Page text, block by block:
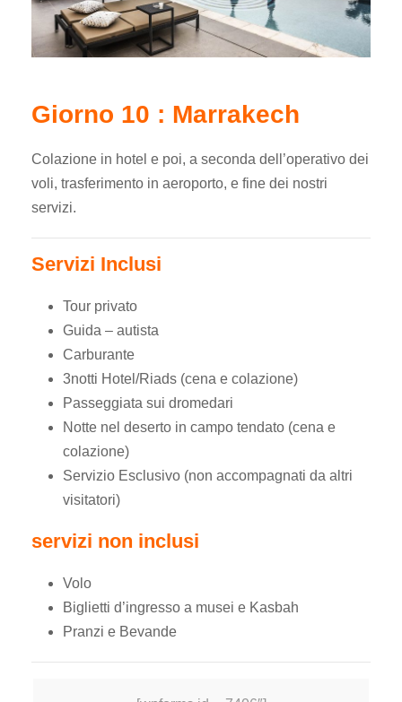
Giorno 10 : Marrakech
Colazione in hotel e poi, a seconda dell’operativo dei
voli, trasferimento in aeroporto, e fine dei nostri
servizi.
Servizi Inclusi
Tour privato
Guida – autista
Carburante
3notti Hotel/Riads (cena e colazione)
Passeggiata sui dromedari
Notte nel deserto in campo tendato (cena e
colazione)
Servizio Esclusivo (non accompagnati da altri
visitatori)
servizi non inclusi
Volo
Biglietti d’ingresso a musei e Kasbah
Pranzi e Bevande